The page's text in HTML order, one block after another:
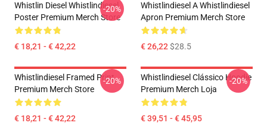
Whistlin Diesel Whistlindiesel
Poster Premium Merch Store
€ 18,21 - € 42,22
-20%
Whistlindiesel A Whistlindiesel
Apron Premium Merch Store
€ 26,22$28.5
Whistlindiesel Framed Print
Premium Merch Store
€ 18,21 - € 42,22
-20%
Whistlindiesel Clássico Hoodie
Premium Merch Loja
€ 39,51 - € 45,95
-20%